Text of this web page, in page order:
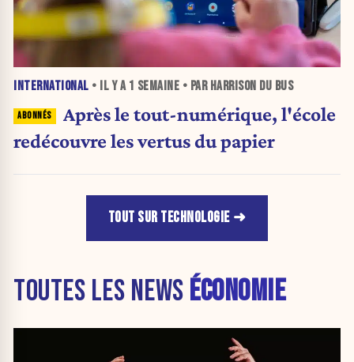
INTERNATIONAL • IL Y A 1 SEMAINE • PAR HARRISON DU BUS
Après le tout-numérique, l'école
redécouvre les vertus du papier
TOUT SUR TECHNOLOGIE
TOUTES LES NEWS ÉCONOMIE